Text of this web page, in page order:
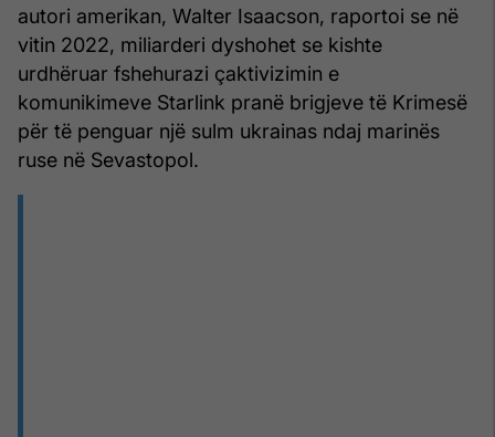
autori amerikan, Walter Isaacson, raportoi se në
vitin 2022, miliarderi dyshohet se kishte
urdhëruar fshehurazi çaktivizimin e
komunikimeve Starlink pranë brigjeve të Krimesë
për të penguar një sulm ukrainas ndaj marinës
ruse në Sevastopol.